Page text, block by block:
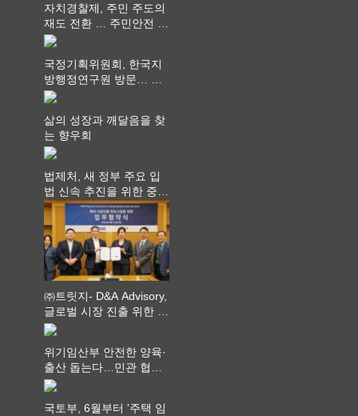
자치경찰제, 주민 주도의
재도 전환 … 주민안전 치
안서비스가 최우선 되어
국정기획위원회, 한국지
방행정연구원 방문… 국
가균형성장 논의
삶의 성장과 깨달음을 찾
는 향우회
법제처, 새 정부 주요 입
법 신속 추진을 위한 중앙
부처 법무담당관 회의 개
최
㈜트릿지- D&A Advisory,
글로벌 시장 진출 위한 전
략적 업무협약 체결
위기임산부 안전한 양육·
출산 돕는다…민관 협력
체계 구축
국토부, 6월부터 '주택 임